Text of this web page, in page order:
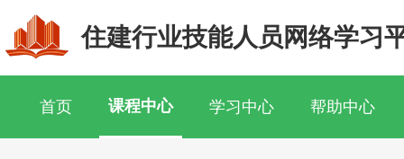
住建行业技能人员网络学习
首页 课程中心 学习中心 帮助中心